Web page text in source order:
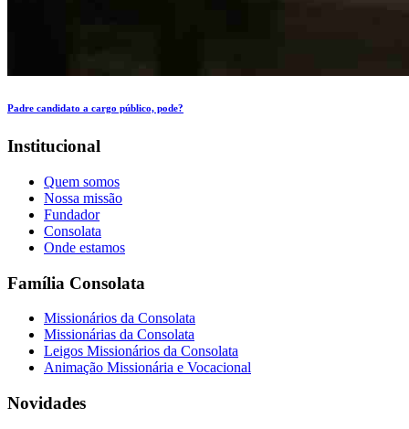
Padre candidato a cargo público, pode?
Institucional
Quem somos
Nossa missão
Fundador
Consolata
Onde estamos
Família Consolata
Missionários da Consolata
Missionárias da Consolata
Leigos Missionários da Consolata
Animação Missionária e Vocacional
Novidades